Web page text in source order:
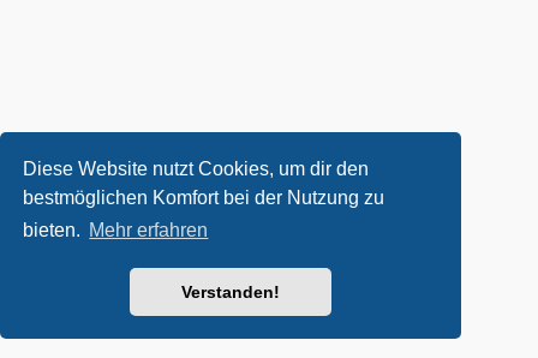
Diese Website nutzt Cookies, um dir den
bestmöglichen Komfort bei der Nutzung zu
bieten. Mehr erfahren
Verstanden!